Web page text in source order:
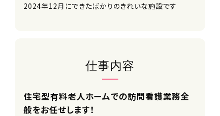
2024年12月にできたばかりのきれいな施設です
仕事内容
住宅型有料老人ホームでの訪問看護業務全
般をお任せします！